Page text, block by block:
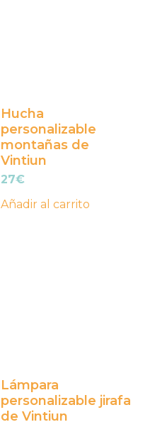
Hucha
personalizable
montañas de
Vintiun
27€
Añadir al carrito
Lámpara
personalizable jirafa
de Vintiun